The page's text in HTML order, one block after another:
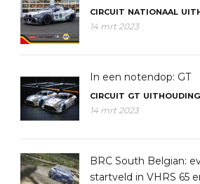
CIRCUIT NATIONAAL
14 mrt 2023
In een notendop: GT
CIRCUIT GT UITHOUDING
14 mrt 2023
BRC South Belgian:
startveld in VHRS 65